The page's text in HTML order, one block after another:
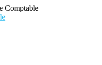
Comptable